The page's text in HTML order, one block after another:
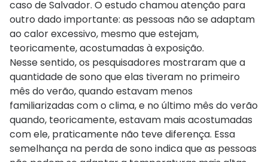
caso de Salvador. O estudo chamou atenção para
outro dado importante: as pessoas não se adaptam
ao calor excessivo, mesmo que estejam,
teoricamente, acostumadas à exposição.
Nesse sentido, os pesquisadores mostraram que a
quantidade de sono que elas tiveram no primeiro
mês do verão, quando estavam menos
familiarizadas com o clima, e no último mês do verão
quando, teoricamente, estavam mais acostumadas
com ele, praticamente não teve diferença. Essa
semelhança na perda de sono indica que as pessoas